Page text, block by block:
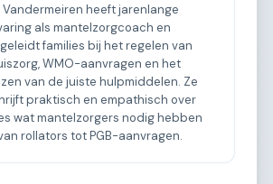
Vandermeiren heeft jarenlange
als mantelzorgcoach en
families bij het regelen van
WMO-aanvragen en het
van de juiste hulpmiddelen. Ze
praktisch en empathisch over
wat mantelzorgers nodig hebben
rollators tot PGB-aanvragen.